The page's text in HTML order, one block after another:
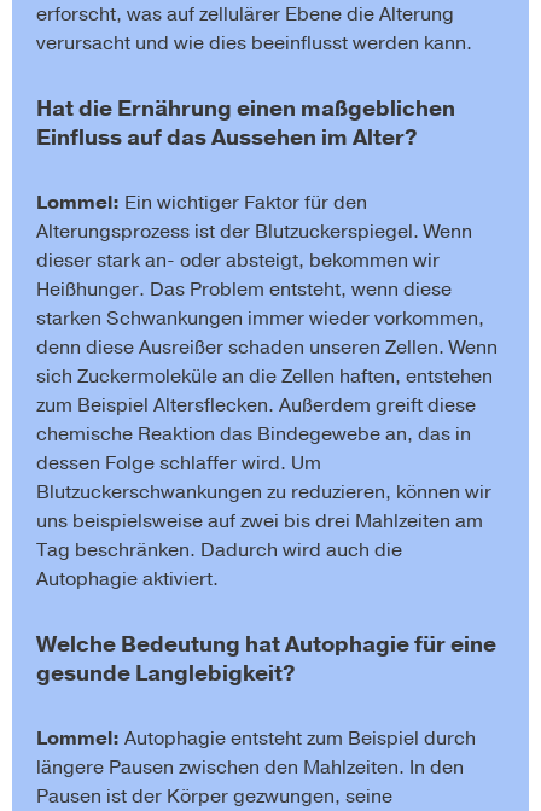
erforscht, was auf zellulärer Ebene die Alterung
verursacht und wie dies beeinflusst werden kann.
Hat die Ernährung einen maßgeblichen
Einfluss auf das Aussehen im Alter?
Lommel: Ein wichtiger Faktor für den
Alterungsprozess ist der Blutzuckerspiegel. Wenn
dieser stark an- oder absteigt, bekommen wir
Heißhunger. Das Problem entsteht, wenn diese
starken Schwankungen immer wieder vorkommen,
denn diese Ausreißer schaden unseren Zellen. Wenn
sich Zuckermoleküle an die Zellen haften, entstehen
zum Beispiel Altersflecken. Außerdem greift diese
chemische Reaktion das Bindegewebe an, das in
dessen Folge schlaffer wird. Um
Blutzuckerschwankungen zu reduzieren, können wir
uns beispielsweise auf zwei bis drei Mahlzeiten am
Tag beschränken. Dadurch wird auch die
Autophagie aktiviert.
Welche Bedeutung hat Autophagie für eine
gesunde Langlebigkeit?
Lommel: Autophagie entsteht zum Beispiel durch
längere Pausen zwischen den Mahlzeiten. In den
Pausen ist der Körper gezwungen, seine